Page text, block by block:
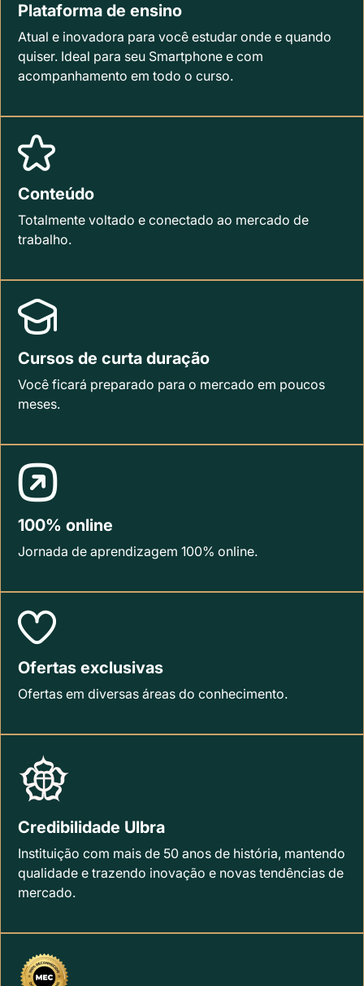
Plataforma de ensino
Atual e inovadora para você estudar onde e quando
quiser. Ideal para seu Smartphone e com
acompanhamento em todo o curso.
Conteúdo
Totalmente voltado e conectado ao mercado de
trabalho.
Cursos de curta duração
Você ficará preparado para o mercado em poucos
meses.
100% online
Jornada de aprendizagem 100% online.
Ofertas exclusivas
Ofertas em diversas áreas do conhecimento.
Credibilidade Ulbra
Instituição com mais de 50 anos de história, mantendo
qualidade e trazendo inovação e novas tendências de
mercado.